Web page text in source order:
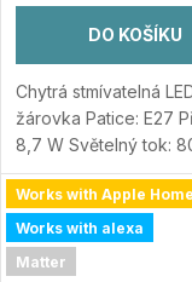
DO KOŠÍKU
Chytrá stmívatelná
žárovka Patice: E27
8,7 W Světelný tok:
Barva světla: RGB
teplota: 2500–6500 K
světelného paprsku:
Přidat do porovnání
Works with Apple Home
Works with alexa
Matter